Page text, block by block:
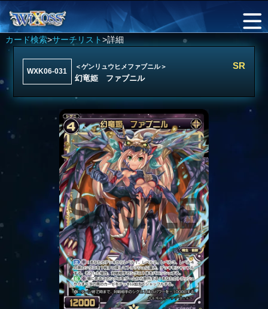
カード検索>サーチリスト>詳細
WXK06-031
＜ゲンリュウヒメファブニル＞
幻竜姫 ファブニル
SR